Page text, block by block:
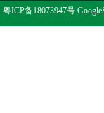
粤ICP备18073947号